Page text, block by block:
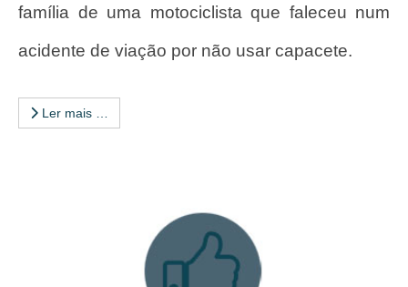
família de uma motociclista que faleceu num
acidente de viação por não usar capacete.
Ler mais …